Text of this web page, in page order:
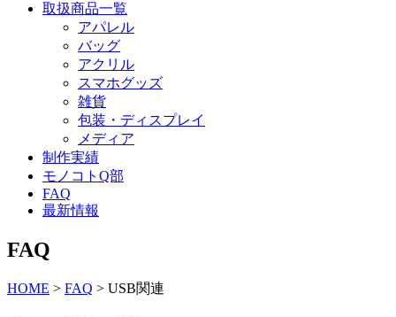
取扱商品一覧
アパレル
バッグ
アクリル
スマホグッズ
雑貨
包装・ディスプレイ
メディア
制作実績
モノコトQ部
FAQ
最新情報
FAQ
HOME > FAQ > USB関連